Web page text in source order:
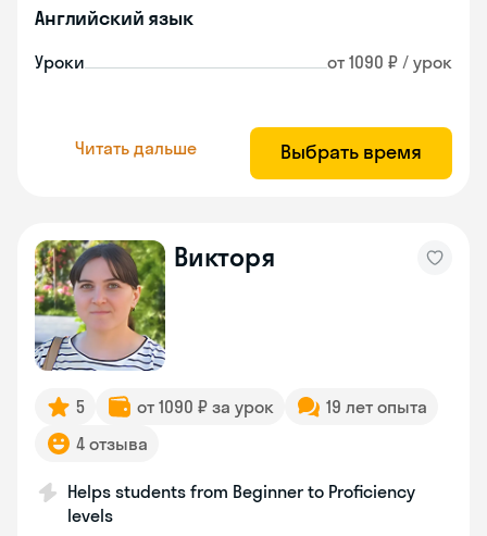
Английский язык
Уроки от 1090 ₽ / урок
Читать дальше Выбрать время
Викторя
5 от 1090 ₽ за урок
19 лет опыта
4 отзыва
Helps students from Beginner to Proficiency
levels